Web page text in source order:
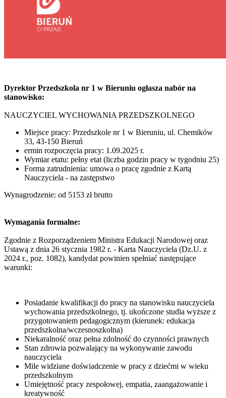
Dyrektor Przedszkola nr 1 w Bieruniu ogłasza nabór na
stanowisko:
NAUCZYCIEL WYCHOWANIA PRZEDSZKOLNEGO
Miejsce pracy: Przedszkole nr 1 w Bieruniu, ul. Chemików
33, 43-150 Bieruń
ermin rozpoczęcia pracy: 1.09.2025 r.
Wymiar etatu: pełny etat (liczba godzin pracy w tygodniu 25)
Forma zatrudnienia: umowa o pracę zgodnie z Kartą
Nauczyciela - na zastępstwo
Wynagrodzenie: od 5153 zł brutto
Wymagania formalne:
Zgodnie z Rozporządzeniem Ministra Edukacji Narodowej oraz
Ustawą z dnia 26 stycznia 1982 r. - Karta Nauczyciela (Dz.U. z
2024 r., poz. 1082), kandydat powinien spełniać następujące
warunki:
Posiadanie kwalifikacji do pracy na stanowisku nauczyciela
wychowania przedszkolnego, tj. ukończone studia wyższe z
przygotowaniem pedagogicznym (kierunek: edukacja
przedszkolna/wczesnoszkolna)
Niekaralność oraz pełna zdolność do czynności prawnych
Stan zdrowia pozwalający na wykonywanie zawodu
nauczyciela
Mile widziane doświadczenie w pracy z dziećmi w wieku
przedszkolnym
Umiejętność pracy zespołowej, empatia, zaangażowanie i
kreatywność